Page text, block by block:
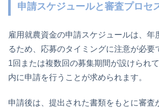
申請スケジュールと審査プロセ
雇用就農資金の申請スケジュールは、年
るため、応募のタイミングに注意が必要
1回または複数回の募集期間が設けられ
内に申請を行うことが求められます。
申請後は、提出された書類をもとに審査